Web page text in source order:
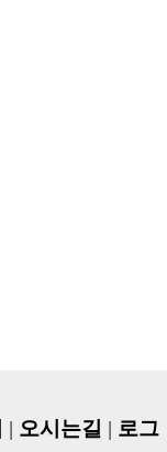
| 오시는길 | 로그